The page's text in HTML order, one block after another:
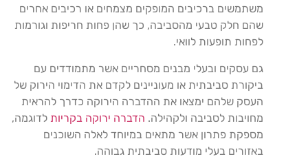
משתמשים ברכיבים המופקים מצמחים או רכיבים אחרים
שהם חלק טבעי מהסביבה, כך שהן פחות חריפות וגורמות
לפחות תופעות לוואי.
גם עסקים ובעלי מבנים מסחריים אשר מתמודדים עם
ביקורת סביבתית או מעוניינים לקדם את הדימוי הירוק של
העסק שלהם ימצאו את ההדברה הירוקה כדרך להראית
מחויבות לסביבה ולקהילה. הדברה ירוקה בקריות לדוגמה,
מספקת פתרון אשר מתאים במיוחד לאלה השוכנים
באזורים בעלי מודעות סביבתית גבוהה.